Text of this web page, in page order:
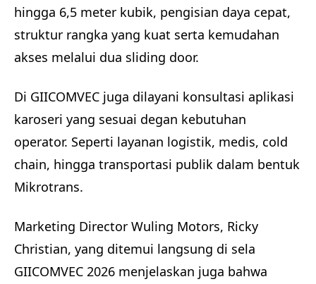
hingga 6,5 meter kubik, pengisian daya cepat,
struktur rangka yang kuat serta kemudahan
akses melalui dua sliding door.
Di GIICOMVEC juga dilayani konsultasi aplikasi
karoseri yang sesuai degan kebutuhan
operator. Seperti layanan logistik, medis, cold
chain, hingga transportasi publik dalam bentuk
Mikrotrans.
Marketing Director Wuling Motors, Ricky
Christian, yang ditemui langsung di sela
GIICOMVEC 2026 menjelaskan juga bahwa